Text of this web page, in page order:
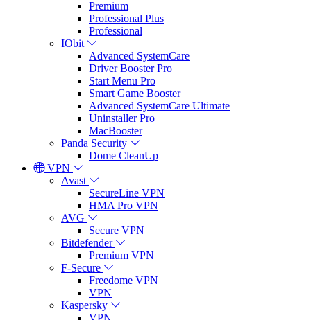
Premium
Professional Plus
Professional
IObit
Advanced SystemCare
Driver Booster Pro
Start Menu Pro
Smart Game Booster
Advanced SystemCare Ultimate
Uninstaller Pro
MacBooster
Panda Security
Dome CleanUp
VPN
Avast
SecureLine VPN
HMA Pro VPN
AVG
Secure VPN
Bitdefender
Premium VPN
F-Secure
Freedome VPN
VPN
Kaspersky
VPN